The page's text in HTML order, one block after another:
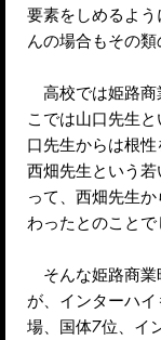
要素をしめるよ
んの場合もその類
高校では姫路商
こでは山口先生
口先生からは根
西畑先生という
って、西畑先生
わったとのことで
そんな姫路商業
が、インターハ
場、国体7位、イ